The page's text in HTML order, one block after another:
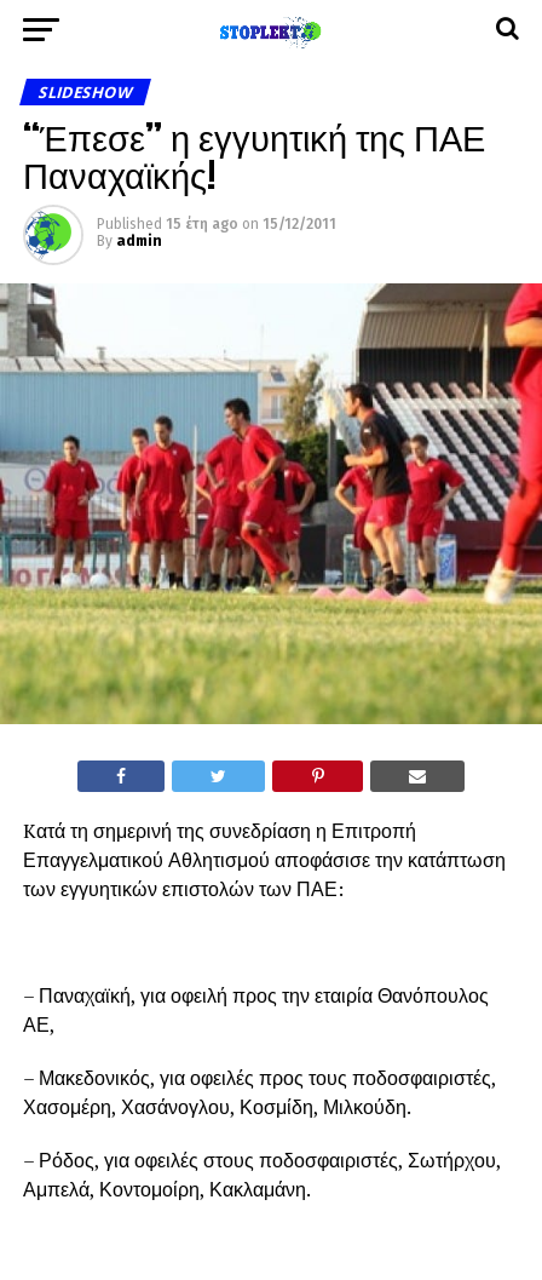
SLIDESHOW
“Έπεσε” η εγγυητική της ΠΑΕ
Παναχαϊκής!
Published 15 έτη ago on 15/12/2011
By admin
Kατά τη σημερινή της συνεδρίαση η Επιτροπή
Επαγγελματικού Αθλητισμού αποφάσισε την κατάπτωση
των εγγυητικών επιστολών των ΠΑΕ:
– Παναχαϊκή, για οφειλή προς την εταιρία Θανόπουλος
ΑΕ,
– Μακεδονικός, για οφειλές προς τους ποδοσφαιριστές,
Χασομέρη, Χασάνογλου, Κοσμίδη, Μιλκούδη.
– Ρόδος, για οφειλές στους ποδοσφαιριστές, Σωτήρχου,
Αμπελά, Κοντομοίρη, Κακλαμάνη.